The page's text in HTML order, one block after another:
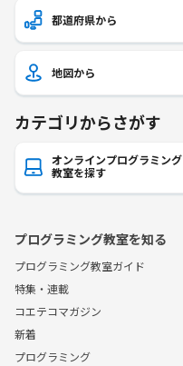
都道府県から
地図から
カテゴリからさがす
オンラインプログラミング
教室を探す
プログラミング教室を知る
プログラミング教室ガイド
特集・連載
コエテコマガジン
新着
プログラミング